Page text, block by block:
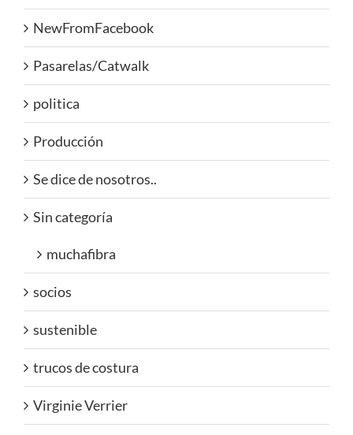
NewFromFacebook
Pasarelas/Catwalk
politica
Producción
Se dice de nosotros..
Sin categoría
muchafibra
socios
sustenible
trucos de costura
Virginie Verrier